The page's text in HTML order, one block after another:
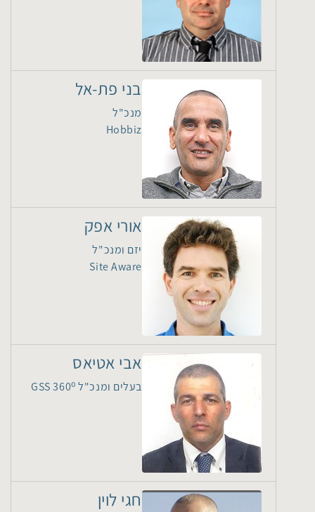
בני פת-אל
מנכ"ל
Hobbiz
אורי אפק
יזם ומנכ"ל
Site Aware
אבי אטיאס
בעלים ומנכ"ל GSS 360⁰
חגי לוין